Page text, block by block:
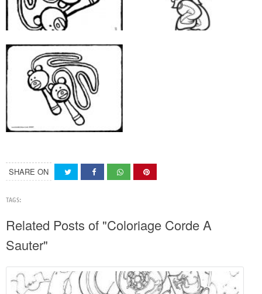
SHARE ON
TAGS:
Related Posts of "Coloriage Corde A
Sauter"